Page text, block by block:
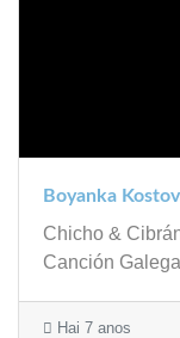
Boyanka
Chicho &
Canción
Hai 7 anos